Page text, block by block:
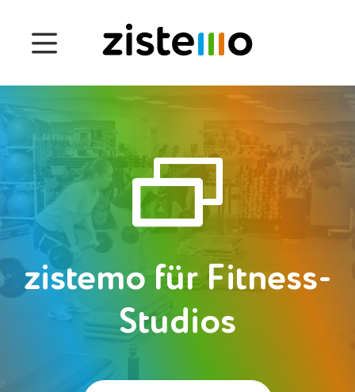
Anwesenheits-Management
Projektzeiterfassung
Management der Betriebsprozesse
Customers
English
Deutsch (Switzerland)
zistemo für Fitness-
Studios